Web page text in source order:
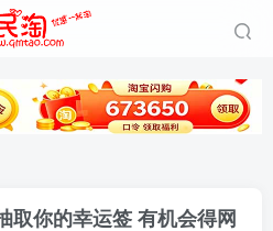
取你的幸运签 有机会得网